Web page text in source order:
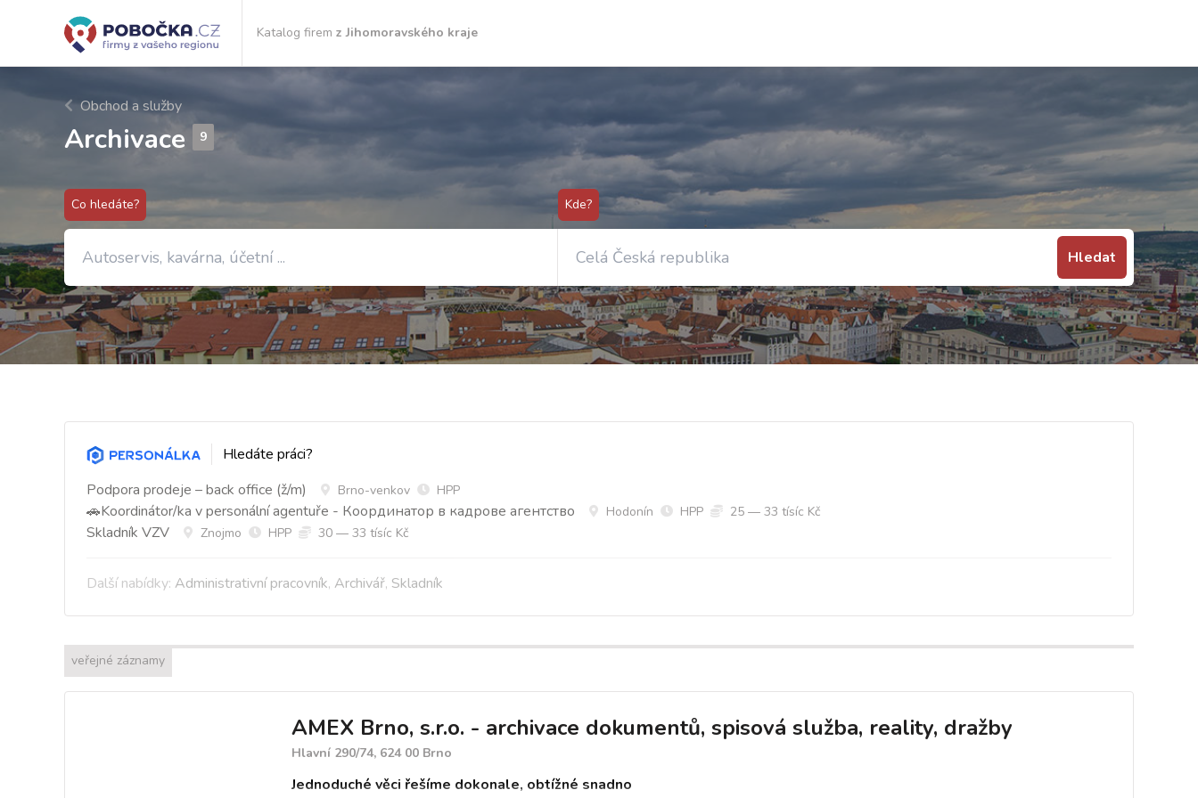
Katalog firem z Jihomoravského kraje
Obchod a služby
Archivace 9
Co hledáte? Kde?
Hledat
Hledáte práci?
Podpora prodeje – back office (ž/m)
Brno-venkov HPP
🚗Koordinátor/ka v personální agentuře - Координатор в кадрове агентство Hodonín HPP 25 — 33 tísíc Kč
Skladník VZV Znojmo HPP 30 — 33 tísíc Kč
Další nabídky: Administrativní pracovník, Archivář, Skladník
veřejné záznamy
AMEX Brno, s.r.o. - archivace dokumentů, spisová služba, reality, dražby
Hlavní 290/74, 624 00 Brno
Jednoduché věci řešíme dokonale, obtížné snadno